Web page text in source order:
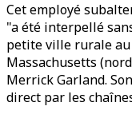
Cet employé
"a été interpellé
petite ville rurale au
Massachusetts
Merrick Garland.
direct par les